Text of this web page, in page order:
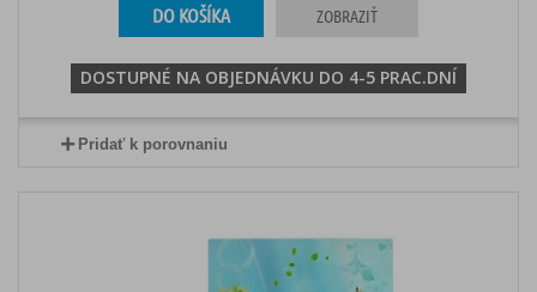
DO KOŠÍKA ZOBRAZIŤ
DOSTUPNÉ NA OBJEDNÁVKU DO 4-5 PRAC.DNÍ
Pridať k porovnaniu